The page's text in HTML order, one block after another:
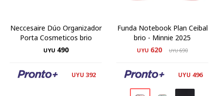
Neccesaire Dúo Organizador
Porta Cosmeticos brio
UYU 490
UYU 392
Funda Notebook Plan Ceibal
brio - Minnie 2025
UYU 620 UYU690
UYU 496